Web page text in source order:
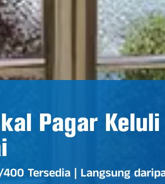
Pagar
Tersedia | Langsung